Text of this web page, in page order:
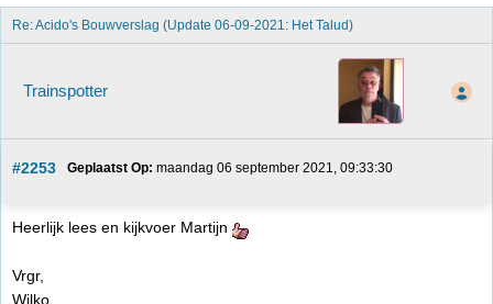
Re: Acido's Bouwverslag (Update 06-09-2021: Het Talud)
Trainspotter
#2253 Geplaatst Op: maandag 06 september 2021, 09:33:30
Heerlijk lees en kijkvoer Martijn
Vrgr,
Wilko